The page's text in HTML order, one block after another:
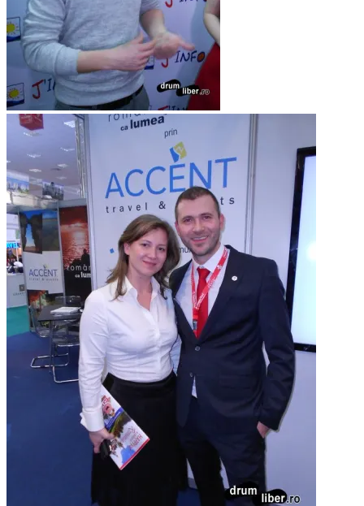
Melvin Böcher la TTR 1, 2013
Melvin Böcher la TTR 1, 2013
România Ca Lumea. E și România
mea! :)